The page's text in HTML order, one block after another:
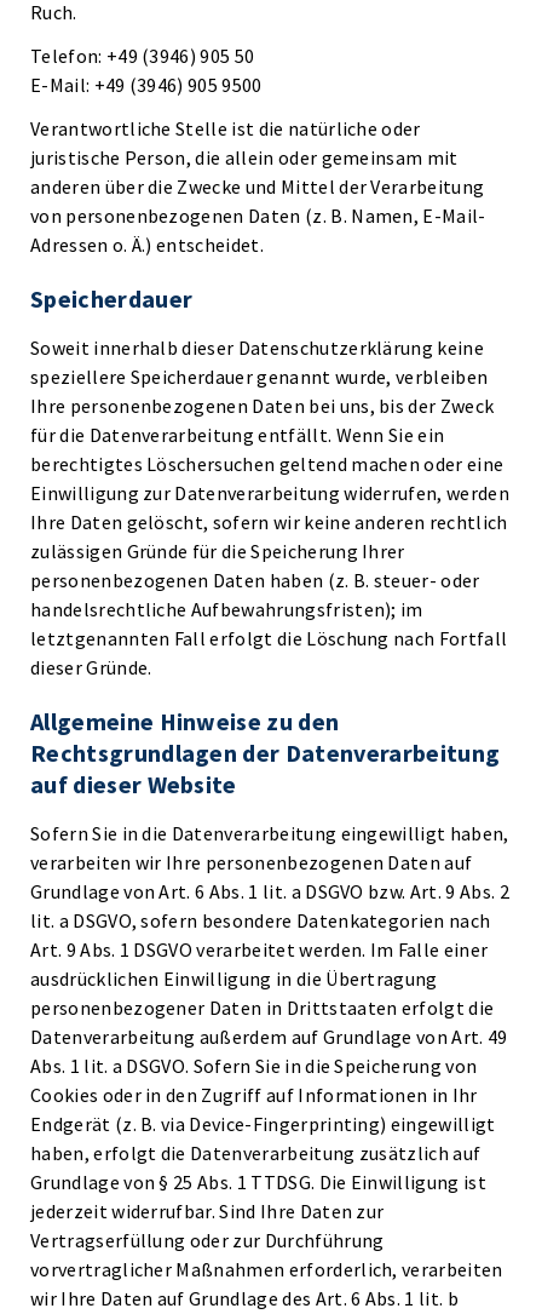
Ruch.
Telefon: +49 (3946) 905 50
E-Mail: +49 (3946) 905 9500
Verantwortliche Stelle ist die natürliche oder
juristische Person, die allein oder gemeinsam mit
anderen über die Zwecke und Mittel der Verarbeitung
von personenbezogenen Daten (z. B. Namen, E-Mail-
Adressen o. Ä.) entscheidet.
Speicherdauer
Soweit innerhalb dieser Datenschutzerklärung keine
speziellere Speicherdauer genannt wurde, verbleiben
Ihre personenbezogenen Daten bei uns, bis der Zweck
für die Datenverarbeitung entfällt. Wenn Sie ein
berechtigtes Löschersuchen geltend machen oder eine
Einwilligung zur Datenverarbeitung widerrufen, werden
Ihre Daten gelöscht, sofern wir keine anderen rechtlich
zulässigen Gründe für die Speicherung Ihrer
personenbezogenen Daten haben (z. B. steuer- oder
handelsrechtliche Aufbewahrungsfristen); im
letztgenannten Fall erfolgt die Löschung nach Fortfall
dieser Gründe.
Allgemeine Hinweise zu den
Rechtsgrundlagen der Datenverarbeitung
auf dieser Website
Sofern Sie in die Datenverarbeitung eingewilligt haben,
verarbeiten wir Ihre personenbezogenen Daten auf
Grundlage von Art. 6 Abs. 1 lit. a DSGVO bzw. Art. 9 Abs. 2
lit. a DSGVO, sofern besondere Datenkategorien nach
Art. 9 Abs. 1 DSGVO verarbeitet werden. Im Falle einer
ausdrücklichen Einwilligung in die Übertragung
personenbezogener Daten in Drittstaaten erfolgt die
Datenverarbeitung außerdem auf Grundlage von Art. 49
Abs. 1 lit. a DSGVO. Sofern Sie in die Speicherung von
Cookies oder in den Zugriff auf Informationen in Ihr
Endgerät (z. B. via Device-Fingerprinting) eingewilligt
haben, erfolgt die Datenverarbeitung zusätzlich auf
Grundlage von § 25 Abs. 1 TTDSG. Die Einwilligung ist
jederzeit widerrufbar. Sind Ihre Daten zur
Vertragserfüllung oder zur Durchführung
vorvertraglicher Maßnahmen erforderlich, verarbeiten
wir Ihre Daten auf Grundlage des Art. 6 Abs. 1 lit. b